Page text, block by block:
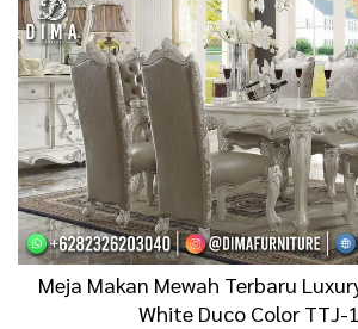
Meja Makan Mewah Terbaru
White Duco Color TTJ-